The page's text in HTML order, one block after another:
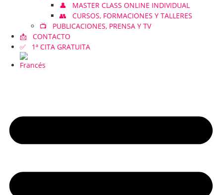
👤 MASTER CLASS ONLINE INDIVIDUAL
👥 CURSOS, FORMACIONES Y TALLERES
📺 PUBLICACIONES, PRENSA Y TV
📩 CONTACTO
✅ 1ª CITA GRATUITA